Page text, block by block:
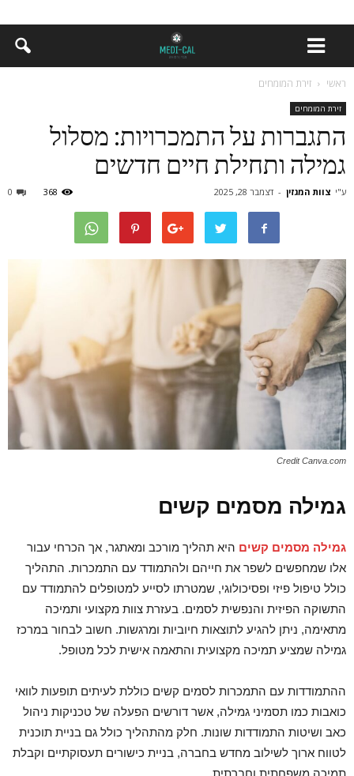
ראשי זירת המומחים
זירת המומחים
התגברות על התמכרויות: מסלול
גמילה ותחילת חיים חדשים
ע"י צוות המגזין - דצמבר 28, 2025 0 368
Credit Canva.com
גמילה מסמים קשים
גמילה מסמים קשים היא תהליך מורכב ומאתגר, אך הכרחי עבור
אלו שמחפשים לשפר את חייהם ולהתמודד עם התמכרות. התהליך
כולל טיפול פיזי ופסיכולוגי, שמטרתו לסייע למטופלים להתמודד עם
התשוקה הפיזית והנפשית לסמים. בעזרת צוות מקצועי ותמיכה
מתאימה, ניתן להגיע לתוצאות חיוביות ומרגשות. חשוב לבחור במרכז
גמילה שמציע תמיכה מקצועית והתאמה אישית לכל מטופל.
ההתמודדות עם התמכרות לסמים קשים כוללת לעיתים תופעות לוואי
כואבות כמו תסמיני גמילה, אשר דורשים הפעלה של טכניקות ניהול
כאב ושיטות התמודדות שונות. חלק מהתהליך כולל גם בניית תוכנית
לטווח ארוך לשילוב מחדש בחברה, בניית כישורים תעסוקתיים וקבלת
תמיכה משפחתית וחברתית.